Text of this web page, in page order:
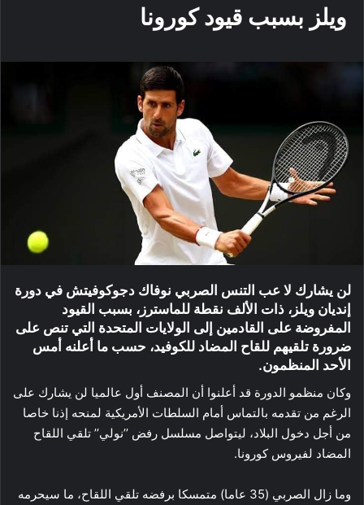
ويلز بسبب قيود كورونا
لن يشارك لا عب التنس الصربي نوفاك دجوكوفيتش في دورة
إنديان ويلز، ذات الألف نقطة للماسترز، بسبب القيود
المفروضة على القادمين إلى الولايات المتحدة التي تنص على
ضرورة تلقيهم للقاح المضاد للكوفيد، حسب ما أعلنه أمس
الأحد المنظمون.
وكان منظمو الدورة قد أعلنوا أن المصنف أول عالميا لن يشارك على
الرغم من تقدمه بالتماس أمام السلطات الأمريكية لمنحه إذنا خاصا
من أجل دخول البلاد، ليتواصل مسلسل رفض ’’نولي’’ تلقي اللقاح
المضاد لفيروس كورونا.
وما زال الصربي (35 عاما) متمسكا برفضه تلقي اللقاح، ما سيحرمه